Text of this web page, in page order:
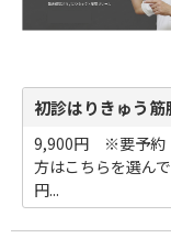
初診はりきゅう
9,900円 ※要予約
方はこちらを選ん
円...